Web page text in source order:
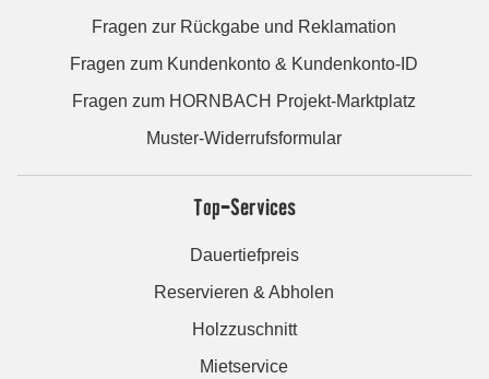
Fragen zur Rückgabe und Reklamation
Fragen zum Kundenkonto & Kundenkonto-ID
Fragen zum HORNBACH Projekt-Marktplatz
Muster-Widerrufsformular
Top-Services
Dauertiefpreis
Reservieren & Abholen
Holzzuschnitt
Mietservice